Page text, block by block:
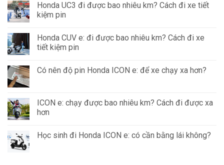
Honda UC3 đi được bao nhiêu km? Cách đi xe tiết
kiệm pin
Honda CUV e: đi được bao nhiêu km? Cách đi xe
tiết kiệm pin
Có nên độ pin Honda ICON e: để xe chạy xa hơn?
ICON e: chạy được bao nhiêu km? Cách đi được xa
hơn
Học sinh đi Honda ICON e: có cần bằng lái không?